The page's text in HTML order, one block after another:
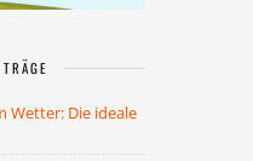
Wetter: Die ideale